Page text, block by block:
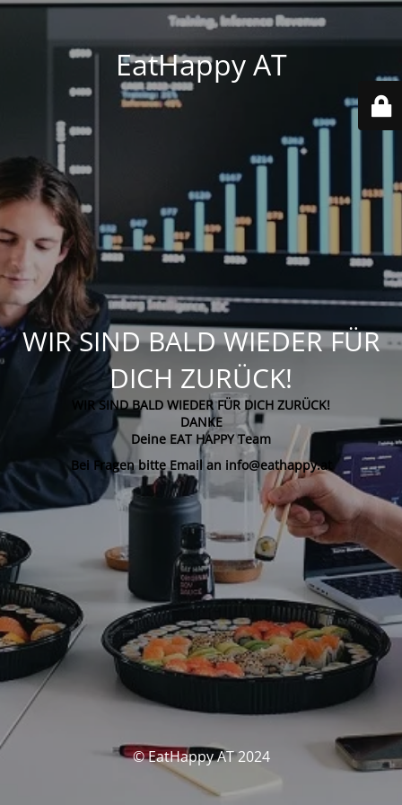
EatHappy AT
WIR SIND BALD WIEDER FÜR
DICH ZURÜCK!
WIR SIND BALD WIEDER FÜR DICH ZURÜCK!
DANKE
Deine EAT HAPPY Team
Bei Fragen bitte Email an info@eathappy.at
© EatHappy AT 2024